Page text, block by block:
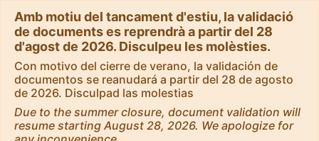
Amb motiu del tancament d'estiu, la validació
de documents es reprendrà a partir del 28
d'agost de 2026. Disculpeu les molèsties.
Con motivo del cierre de verano, la validación de
documentos se reanudará a partir del 28 de agosto
de 2026. Disculpad las molestias
Due to the summer closure, document validation will
resume starting August 28, 2026. We apologize for